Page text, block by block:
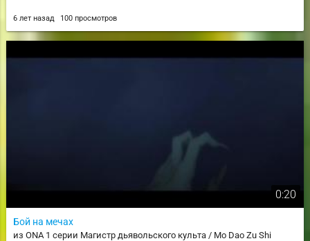
6 лет назад 100 просмотров
0:20
Бой на мечах
из ONA 1 серии Магистр дьявольского культа / Mo Dao Zu Shi